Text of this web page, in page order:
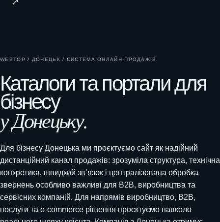
WEBTOP / ДОНЕЦЬК / СИСТЕМА ОНЛАЙН-ПРОДАЖІВ
Каталоги та портали для
бізнесу
у Донецьку.
Для бізнесу Донецька ми проєктуємо сайт як надійний
дистанційний канал продажів: зрозуміла структура, технічна
конкретика, швидкий зв’язок і централізована обробка
звернень особливо важливі для B2B, виробництва та
сервісних компаній. Для напрямів виробництво, B2B,
послуги та e-commerce рішення проєктуємо навколо